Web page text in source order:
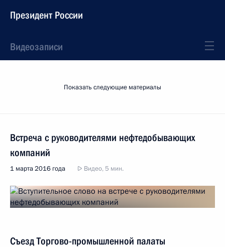
Президент России
Видеозаписи
Показать следующие материалы
Встреча с руководителями нефтедобывающих
компаний
1 марта 2016 года Видео, 5 мин.
Съезд Торгово-промышленной палаты